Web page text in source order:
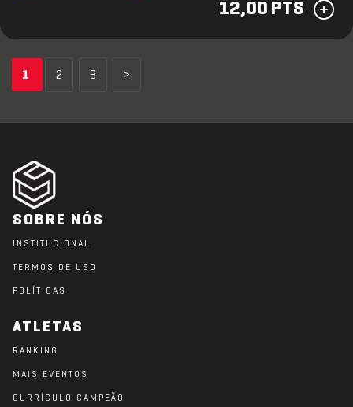
12,00 PTS
1 2 3 >
SOBRE NÓS
INSTITUCIONAL
TERMOS DE USO
POLÍTICAS
ATLETAS
RANKING
MAIS EVENTOS
CURRÍCULO CAMPEÃO